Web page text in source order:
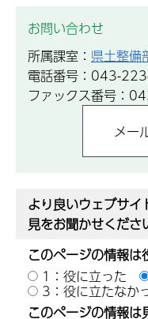
お問い合わせ
所属課室： 県土整備
電話番号：043-
ファックス番号：
より良いウェブサ
見をお聞かせくださ
このページの情報は
1：役に立った
3：役に立たなか
このページの情報は